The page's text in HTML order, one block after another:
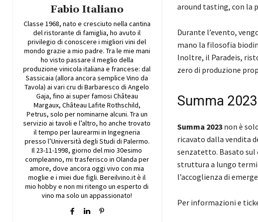
Fabio Italiano
Classe 1968, nato e cresciuto nella cantina
del ristorante di famiglia, ho avuto il
privilegio di conoscere i migliori vini del
mondo grazie a mio padre. Tra le mie mani
ho visto passare il meglio della
produzione vinicola italiana e francese: dal
Sassicaia (allora ancora semplice Vino da
Tavola) ai vari cru di Barbaresco di Angelo
Gaja, fino ai super famosi Château
Margaux, Château Lafite Rothschild,
Petrus, solo per nominarne alcuni. Tra un
servizio ai tavoli e l’altro, ho anche trovato
il tempo per laurearmi in Ingegneria
presso l’Università degli Studi di Palermo.
Il 23-11-1998, giorno del mio 30esimo
compleanno, mi trasferisco in Olanda per
amore, dove ancora oggi vivo con mia
moglie e i miei due figli. Bereilvino.it è il
mio hobby e non mi ritengo un esperto di
vino ma solo un appassionato!
around tasting, con la
Durante l’evento,
mano la filosofia
Inoltre, il Paradeis,
zero di produzione
Summa 2023
Summa 2023non è
ricavato dalla vendita
senzatetto. Basato sul
struttura a lungo
l’accoglienza di
Per informazioni e